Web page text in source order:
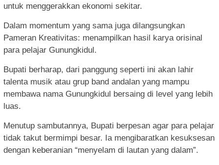
untuk menggerakkan ekonomi sekitar.
Dalam momentum yang sama juga dilangsungkan
Pameran Kreativitas: menampilkan hasil karya orisinal
para pelajar Gunungkidul.
Bupati berharap, dari panggung seperti ini akan lahir
talenta musik atau grup band andalan yang mampu
membawa nama Gunungkidul bersaing di level yang lebih
luas.
Menutup sambutannya, Bupati berpesan agar para pelajar
tidak takut bermimpi besar. Ia mengibaratkan kesuksesan
dengan keberanian “menyelam di lautan yang dalam”.